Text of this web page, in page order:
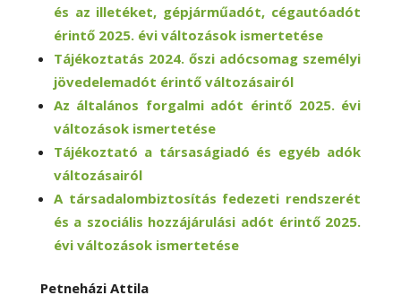
és az illetéket, gépjárműadót, cégautóadót
érintő 2025. évi változások ismertetése
Tájékoztatás 2024. őszi adócsomag személyi
jövedelemadót érintő változásairól
Az általános forgalmi adót érintő 2025. évi
változások ismertetése
Tájékoztató a társaságiadó és egyéb adók
változásairól
A társadalombiztosítás fedezeti rendszerét
és a szociális hozzájárulási adót érintő 2025.
évi változások ismertetése
Petneházi Attila